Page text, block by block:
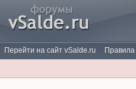
Перейти на сайт vSalde.ru